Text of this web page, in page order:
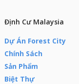
Định Cư Malaysia
Dự Án Forest City
Chính Sách
Sản Phẩm
Biệt Thự